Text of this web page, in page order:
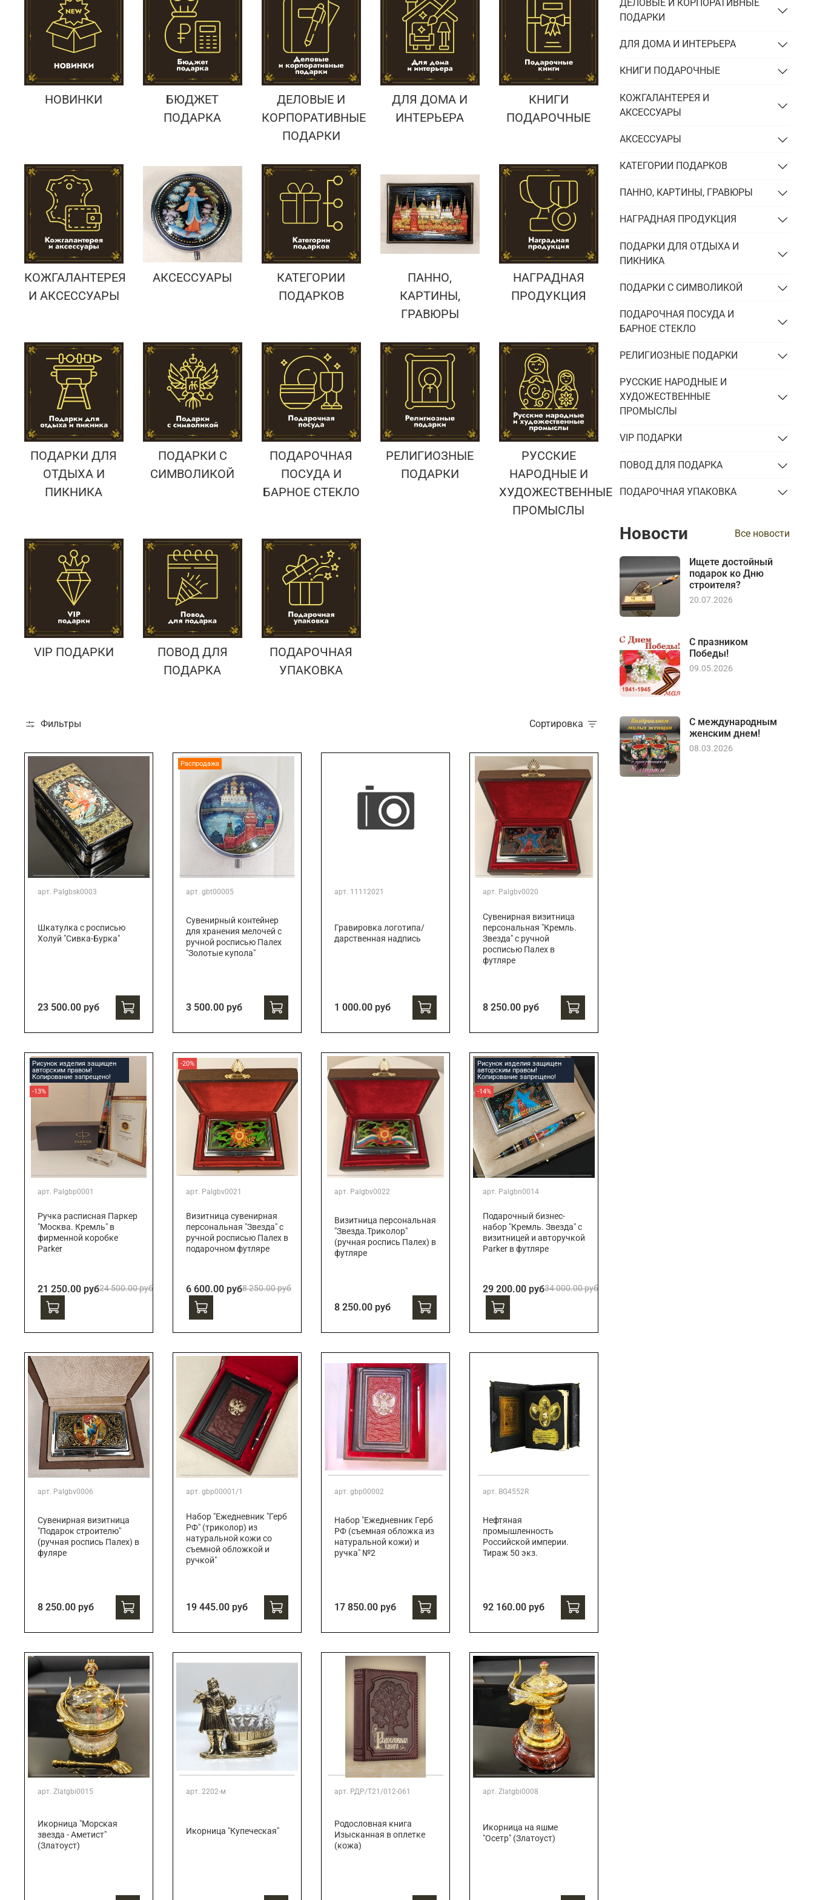
Подарки банковскому работнику
Подарки брокеру
Подарки директору/руководителю
Подарки страховщику
Подарки строителю
Подарки учителю
Подарки энергетику
Подарки юристу
НОВИНКИ
БЮДЖЕТ
ПОДАРКА
ДЕЛОВЫЕ И
КОРПОРАТИВНЫЕ
ПОДАРКИ
ДЛЯ ДОМА И
ИНТЕРЬЕРА
КНИГИ
ПОДАРОЧНЫЕ
КОЖГАЛАНТЕРЕЯ
И АКСЕССУАРЫ
АКСЕССУАРЫ
КАТЕГОРИИ
ПОДАРКОВ
ПАННО,
КАРТИНЫ,
ГРАВЮРЫ
НАГРАДНАЯ
ПРОДУКЦИЯ
ПОДАРКИ ДЛЯ
ОТДЫХА И
ПИКНИКА
ПОДАРКИ С
СИМВОЛИКОЙ
ПОДАРОЧНАЯ
ПОСУДА И
БАРНОЕ СТЕКЛО
РЕЛИГИОЗНЫЕ
ПОДАРКИ
РУССКИЕ
НАРОДНЫЕ И
ХУДОЖЕСТВЕННЫЕ
ПРОМЫСЛЫ
VIP ПОДАРКИ
ПОВОД ДЛЯ
ПОДАРКА
ПОДАРОЧНАЯ
УПАКОВКА
Фильтры Сортировка
арт. Palgbsk0003
Шкатулка с росписью
Холуй "Сивка-Бурка"
23 500.00 руб
Распродажа
арт. gbt00005
Сувенирный контейнер
для хранения мелочей с
ручной росписью Палех
"Золотые купола"
3 500.00 руб
арт. 11112021
Гравировка логотипа/
дарственная надпись
1 000.00 руб
арт. Palgbv0020
Сувенирная визитница
персональная "Кремль.
Звезда" с ручной
росписью Палех в
футляре
8 250.00 руб
Рисунок изделия защищен
авторским правом!
Копирование запрещено!
-13%
арт. Palgbp0001
Ручка расписная Паркер
"Москва. Кремль" в
фирменной коробке
Parker
21 250.00 руб24 500.00 руб
-20%
арт. Palgbv0021
Визитница сувенирная
персональная "Звезда" с
ручной росписью Палех в
подарочном футляре
6 600.00 руб8 250.00 руб
арт. Palgbv0022
Визитница персональная
"Звезда.Триколор"
(ручная роспись Палех) в
футляре
8 250.00 руб
Рисунок изделия защищен
авторским правом!
Копирование запрещено!
-14%
арт. Palgbn0014
Подарочный бизнес-
набор "Кремль. Звезда" с
визитницей и авторучкой
Parker в футляре
29 200.00 руб34 000.00 руб
арт. Palgbv0006
Сувенирная визитница
"Подарок строителю"
(ручная роспись Палех) в
фуляре
8 250.00 руб
арт. gbp00001/1
Набор "Ежедневник "Герб
РФ" (триколор) из
натуральной кожи со
съемной обложкой и
ручкой"
19 445.00 руб
арт. gbp00002
Набор "Ежедневник Герб
РФ (съемная обложка из
натуральной кожи) и
ручка" №2
17 850.00 руб
арт. BG4552R
Нефтяная
промышленность
Российской империи.
Тираж 50 экз.
92 160.00 руб
арт. Zlatgbi0015
Икорница "Морская
звезда - Аметист"
(Златоуст)
арт. 2202-м
Икорница "Купеческая"
арт. РДР/Т21/012-061
Родословная книга
Изысканная в оплетке
(кожа)
арт. Zlatgbi0008
Икорница на яшме
"Осетр" (Златоуст)
ДЕЛОВЫЕ И КОРПОРАТИВНЫЕ
ПОДАРКИ
ДЛЯ ДОМА И ИНТЕРЬЕРА
КНИГИ ПОДАРОЧНЫЕ
КОЖГАЛАНТЕРЕЯ И
АКСЕССУАРЫ
АКСЕССУАРЫ
КАТЕГОРИИ ПОДАРКОВ
ПАННО, КАРТИНЫ, ГРАВЮРЫ
НАГРАДНАЯ ПРОДУКЦИЯ
ПОДАРКИ ДЛЯ ОТДЫХА И
ПИКНИКА
ПОДАРКИ С СИМВОЛИКОЙ
ПОДАРОЧНАЯ ПОСУДА И
БАРНОЕ СТЕКЛО
РЕЛИГИОЗНЫЕ ПОДАРКИ
РУССКИЕ НАРОДНЫЕ И
ХУДОЖЕСТВЕННЫЕ
ПРОМЫСЛЫ
VIP ПОДАРКИ
ПОВОД ДЛЯ ПОДАРКА
ПОДАРОЧНАЯ УПАКОВКА
Новости Все новости
Ищете достойный
подарок ко Дню
строителя?
20.07.2026
С празником
Победы!
09.05.2026
С международным
женским днем!
08.03.2026